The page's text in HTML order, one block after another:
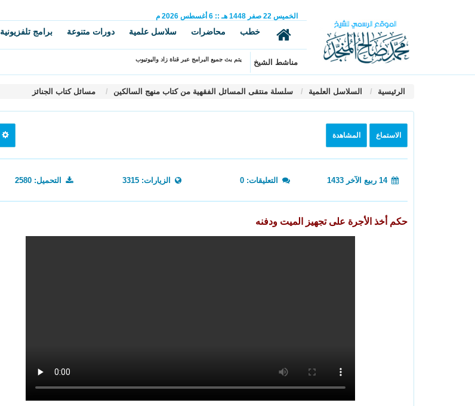
الخميس 22 صفر 1448 هـ ::
6 أغسطس 2026 م
خطب محاضرات سلاسل علمية دورات متنوعة برامج تلفزيونية
مناشط الشيخ يتم بث جميع البرامج عبر قناة زاد واليوتيوب
الرئيسية السلاسل العلمية سلسلة منتقى المسائل الفقهية من كتاب منهج السالكين مسائل كتاب الجنائز
الاستماع المشاهدة
14 ربيع الآخر 1433 التعليقات: 0 الزيارات: 3315 التحميل: 2580
حكم أخذ الأجرة على تجهيز الميت ودفنه